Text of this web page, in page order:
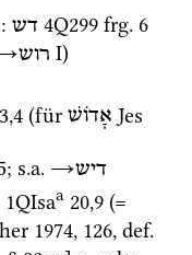
: דש 4Q299 frg. 6
רוש ‎ I)
,4 (für אָדוֹשׁ Jes
; s.a. →דיש
1QIsaa 20,9
1974, 126, def.